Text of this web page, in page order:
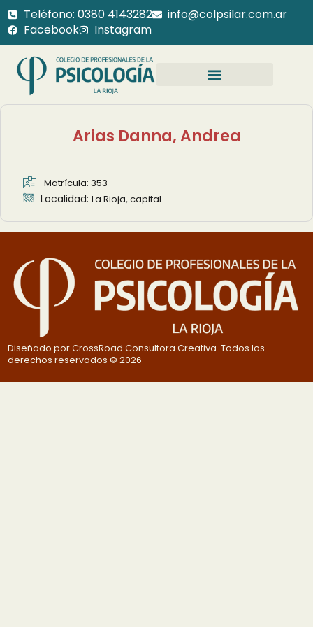
Teléfono: 0380 4143282
info@colpsilar.com.ar
Facebook
Instagram
Arias Danna, Andrea
Matrícula: 353
Localidad:La Rioja, capital
Diseñado por CrossRoad Consultora Creativa. Todos los
derechos reservados © 2026